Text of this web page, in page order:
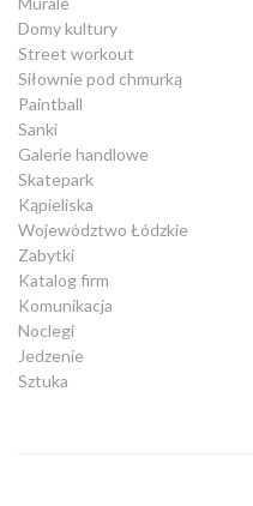
Domy kultury
Street workout
Siłownie pod chmurką
Paintball
Sanki
Galerie handlowe
Skatepark
Kąpieliska
Województwo Łódzkie
Zabytki
Katalog firm
Komunikacja
Noclegi
Jedzenie
Sztuka